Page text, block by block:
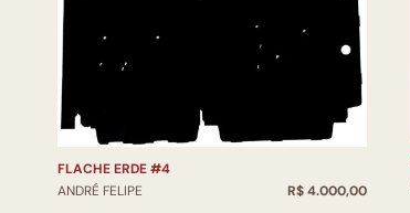
FLACHE ERDE #4
ANDRÉ FELIPE
R$ 4.000,00